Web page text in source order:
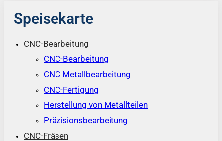
Speisekarte
CNC-Bearbeitung
CNC-Bearbeitung
CNC Metallbearbeitung
CNC-Fertigung
Herstellung von Metallteilen
Präzisionsbearbeitung
CNC-Fräsen